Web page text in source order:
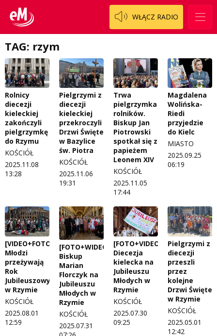
WŁĄCZ RADIO
TAG: rzym
Rolnicy
diecezji
kieleckiej
zakończyli
pielgrzymkę
do Rzymu
KOŚCIÓŁ
2025.11.08
13:28
Pielgrzymi z
diecezji
kieleckiej
przekroczyli
Drzwi Święte
w Bazylice
św. Piotra
KOŚCIÓŁ
2025.11.06
19:31
Trwa
pielgrzymka
rolników.
Biskup Jan
Piotrowski
spotkał się z
papieżem
Leonem XIV
KOŚCIÓŁ
2025.11.05
17:44
Magdalena
Wolińska-
Riedi
przyjedzie
do Kielc
MIASTO
2025.09.25
06:19
[VIDEO+FOTO]
Młodzi
przeżywają
Rok
Jubileuszowy
w Rzymie
KOŚCIÓŁ
2025.08.01
12:59
[FOTO+WIDEO]
Biskup
Marian
Florczyk na
Jubileuszu
Młodych w
Rzymie
KOŚCIÓŁ
2025.07.31
[FOTO+VIDEO]
Diecezja
kielecka na
Jubileuszu
Młodych w
Rzymie
KOŚCIÓŁ
2025.07.30
09:25
Pielgrzymi z
diecezji
przeszli
przez
kolejne
Drzwi Święte
w Rzymie
KOŚCIÓŁ
2025.05.01
12:42